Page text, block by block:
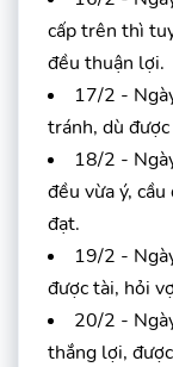
cấp trên thì
đều thuận lợi.
17/2 -
tránh, dù
18/2 -
đều vừa ý,
đạt.
19/2 -
được tài, hỏi
20/2 -
thắng lợi,